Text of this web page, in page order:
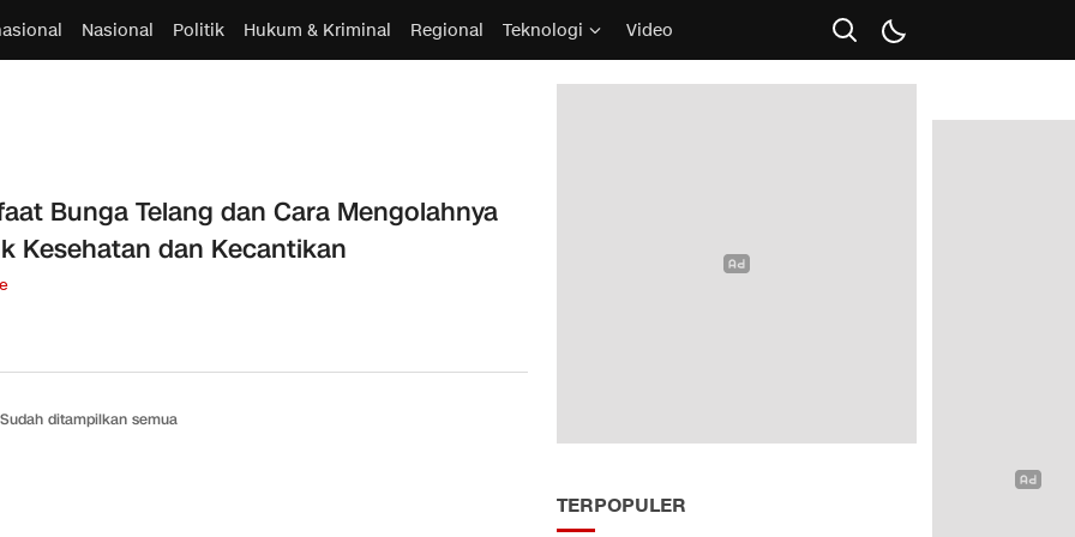
Nasional Politik Hukum & Kriminal Regional Teknologi Video
Bunga Telang dan Cara Mengolahnya
Kesehatan dan Kecantikan
Sudah ditampilkan semua
TERPOPULER